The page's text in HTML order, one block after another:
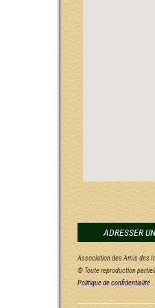
ADRESSER
Association des Amis des
© Toute reproduction
Politique de confidentialité